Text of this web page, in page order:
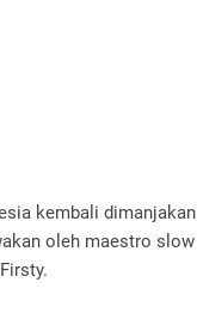
kembali dimanjakan
oleh maestro slow